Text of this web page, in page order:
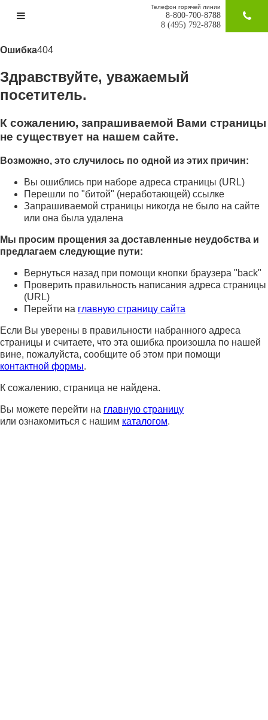
Телефон горячей линии
8-800-700-8788
8 (495) 792-8788
Ошибка404
Здравствуйте, уважаемый
посетитель.
К сожалению, запрашиваемой Вами страницы
не существует на нашем сайте.
Возможно, это случилось по одной из этих причин:
Вы ошиблись при наборе адреса страницы (URL)
Перешли по "битой" (неработающей) ссылке
Запрашиваемой страницы никогда не было на сайте
или она была удалена
Мы просим прощения за доставленные неудобства и
предлагаем следующие пути:
Вернуться назад при помощи кнопки браузера "back"
Проверить правильность написания адреса страницы
(URL)
Перейти на главную страницу сайта
Если Вы уверены в правильности набранного адреса
страницы и считаете, что эта ошибка произошла по нашей
вине, пожалуйста, сообщите об этом при помощи
контактной формы.
К сожалению, страница не найдена.
Вы можете перейти на главную страницу
или ознакомиться с нашим каталогом.